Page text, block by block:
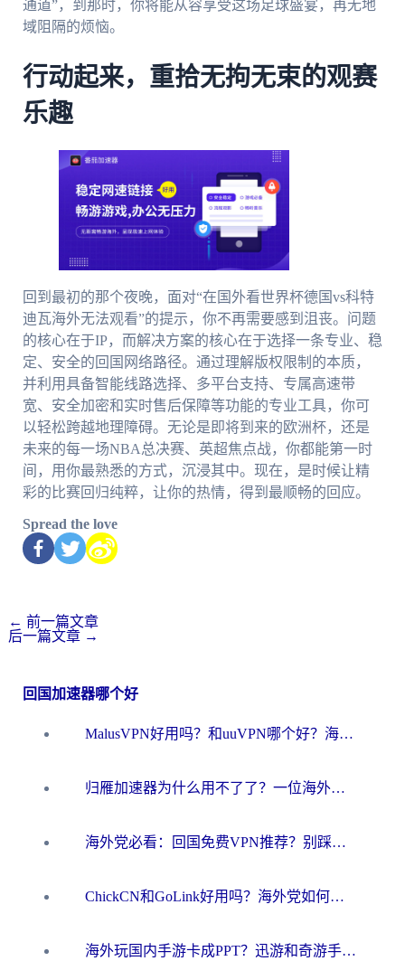
通道”，到那时，你将能从容享受这场足球盛宴，再无地
域阻隔的烦恼。
行动起来，重拾无拘无束的观赛
乐趣
回到最初的那个夜晚，面对“在国外看世界杯德国vs科特
迪瓦海外无法观看”的提示，你不再需要感到沮丧。问题
的核心在于IP，而解决方案的核心在于选择一条专业、稳
定、安全的回国网络路径。通过理解版权限制的本质，
并利用具备智能线路选择、多平台支持、专属高速带
宽、安全加密和实时售后保障等功能的专业工具，你可
以轻松跨越地理障碍。无论是即将到来的欧洲杯，还是
未来的每一场NBA总决赛、英超焦点战，你都能第一时
间，用你最熟悉的方式，沉浸其中。现在，是时候让精
彩的比赛回归纯粹，让你的热情，得到最顺畅的回应。
Spread the love
← 前一篇文章
后一篇文章 →
回国加速器哪个好
MalusVPN好用吗？和uuVPN哪个好？海外党无缝访问国内资源的真实对比与选择指南
归雁加速器为什么用不了了？一位海外游子的真实困惑与技术解答
海外党必看：回国免费VPN推荐？别踩坑！教你选对加速器无缝刷国内资源
ChickCN和GoLink好用吗？海外党如何选对回国加速器
海外玩国内手游卡成PPT？迅游和奇游手游哪个好？一篇讲透回国加速器怎么选